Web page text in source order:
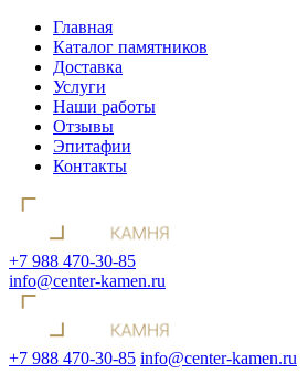
Главная
Каталог памятников
Доставка
Услуги
Наши работы
Отзывы
Эпитафии
Контакты
+7 988 470-30-85
info@center-kamen.ru
+7 988 470-30-85 info@center-kamen.ru